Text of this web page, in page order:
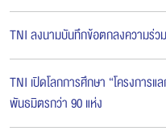
TNI ลงนามบันทึกข้อตกลงความร่
TNI เปิดโลกการศึกษา “โครงการ
พันธมิตรกว่า 90 แห่ง